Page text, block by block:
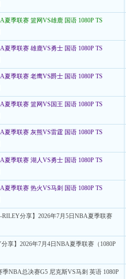
夏季联赛 篮网VS雄鹿 国语 1080P TS
夏季联赛 雄鹿VS勇士 国语 1080P TS
夏季联赛 老鹰VS爵士 国语 1080P TS
夏季联赛 篮网VS国王 国语 1080P TS
夏季联赛 灰熊VS雷霆 国语 1080P TS
夏季联赛 湖人VS勇士 国语 1080P TS
夏季联赛 热火VS马刺 国语 1080P TS
分享】2026年7月5日NBA夏季联赛
分享】2026年7月4日NBA夏季联赛（1080P
季NBA总决赛G5 尼克斯VS马刺 英语 1080P